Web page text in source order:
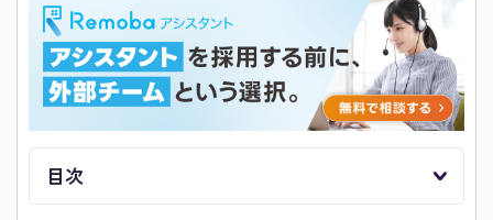
目次